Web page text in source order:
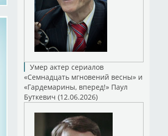
Умер актер сериалов
«Семнадцать мгновений весны» и
«Гардемарины, вперед!» Паул
Буткевич (12.06.2026)